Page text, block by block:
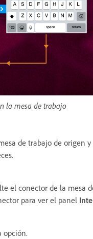
la mesa de trabajo
de trabajo de origen
el conector de la mesa
para ver el panel
opción.